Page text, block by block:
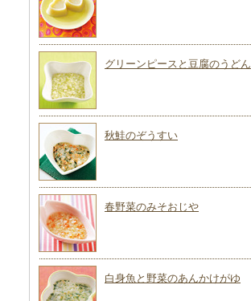
グリーンピースと豆腐のうどん
秋鮭のぞうすい
春野菜のみそおじや
白身魚と野菜のあんかけがゆ